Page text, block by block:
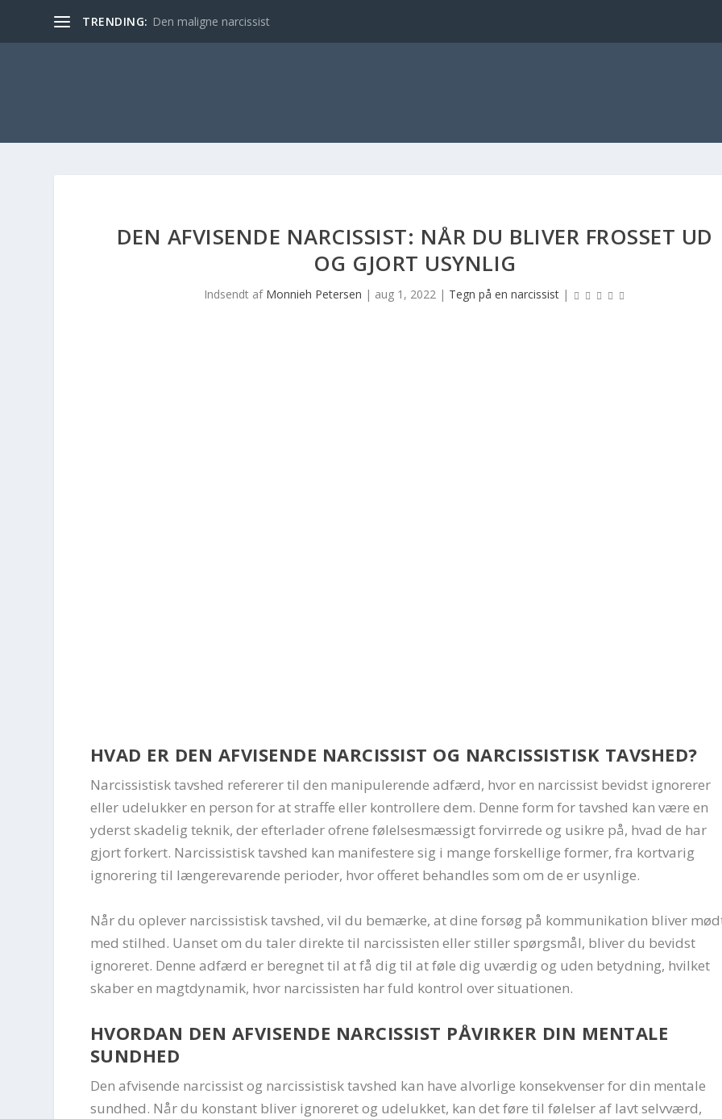
TRENDING: Den maligne narcissist
DEN AFVISENDE NARCISSIST: NÅR DU BLIVER FROSSET UD
OG GJORT USYNLIG
Indsendt af Monnieh Petersen | aug 1, 2022 | Tegn på en narcissist |
HVAD ER DEN AFVISENDE NARCISSIST OG NARCISSISTISK TAVSHED?
Narcissistisk tavshed refererer til den manipulerende adfærd, hvor en narcissist bevidst ignorerer
eller udelukker en person for at straffe eller kontrollere dem. Denne form for tavshed kan være en
yderst skadelig teknik, der efterlader ofrene følelsesmæssigt forvirrede og usikre på, hvad de har
gjort forkert. Narcissistisk tavshed kan manifestere sig i mange forskellige former, fra kortvarig
ignorering til længerevarende perioder, hvor offeret behandles som om de er usynlige.
Når du oplever narcissistisk tavshed, vil du bemærke, at dine forsøg på kommunikation bliver
med stilhed. Uanset om du taler direkte til narcissisten eller stiller spørgsmål, bliver du bevidst
ignoreret. Denne adfærd er beregnet til at få dig til at føle dig uværdig og uden betydning, hvilket
skaber en magtdynamik, hvor narcissisten har fuld kontrol over situationen.
HVORDAN DEN AFVISENDE NARCISSIST PÅVIRKER DIN MENTALE
SUNDHED
Den afvisende narcissist og narcissistisk tavshed kan have alvorlige konsekvenser for din mentale
sundhed. Når du konstant bliver ignoreret og udelukket, kan det føre til følelser af lavt selvværd,